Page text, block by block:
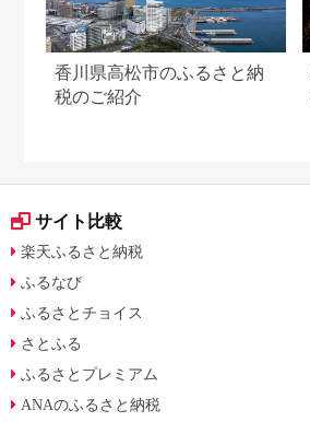
香川県高松市のふるさと納
税のご紹介
サイト比較
楽天ふるさと納税
ふるなび
ふるさとチョイス
さとふる
ふるさとプレミアム
ANAのふるさと納税